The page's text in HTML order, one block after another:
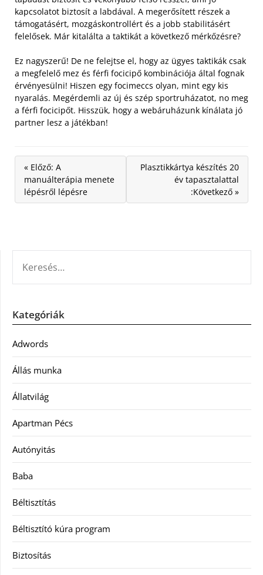
kapcsolatot biztosít a labdával. A megerősített részek a
támogatásért, mozgáskontrollért és a jobb stabilitásért
felelősek. Már kitalálta a taktikát a következő mérkőzésre?
Ez nagyszerű! De ne felejtse el, hogy az ügyes taktikák csak
a megfelelő mez és férfi focicipő kombinációja által fognak
érvényesülni! Hiszen egy focimeccs olyan, mint egy kis
nyaralás. Megérdemli az új és szép sportruházatot, no meg
a férfi focicipőt. Hisszük, hogy a webáruházunk kínálata jó
partner lesz a játékban!
« Előző: A
manuálterápia menete
lépésről lépésre
Plasztikkártya készítés 20
év tapasztalattal
:Következő »
Kategóriák
Adwords
Állás munka
Állatvilág
Apartman Pécs
Autónyitás
Baba
Béltisztítás
Béltisztító kúra program
Biztosítás